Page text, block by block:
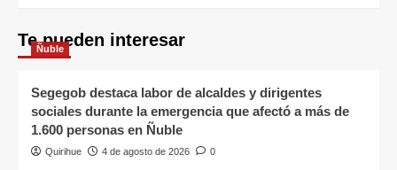
Te pueden interesar
Ñuble
Segegob destaca labor de alcaldes y dirigentes
sociales durante la emergencia que afectó a más de
1.600 personas en Ñuble
Quirihue 4 de agosto de 2026 0